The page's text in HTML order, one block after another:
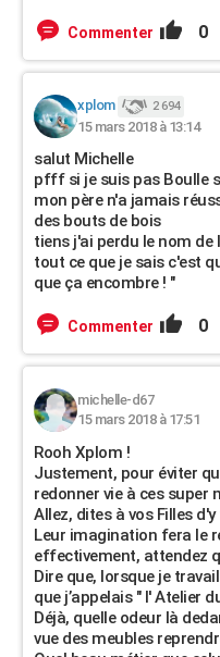
Commenter 0
xplom 2 694
15 mars 2018 à 13:14
salut Michelle
pfff si je suis pas Boulle
mon père n'a jamais
des bouts de bois
tiens j'ai perdu le nom
tout ce que je sais c'est
que ça encombre ! "
Commenter 0
michelle-d67
15 mars 2018 à 17:51
Rooh Xplom !
Justement, pour éviter
redonner vie à ces super
Allez, dites à vos Filles
Leur imagination fera le
effectivement, attendez
Dire que, lorsque je
que j’appelais " l' Atelier
Déjà, quelle odeur là
vue des meubles